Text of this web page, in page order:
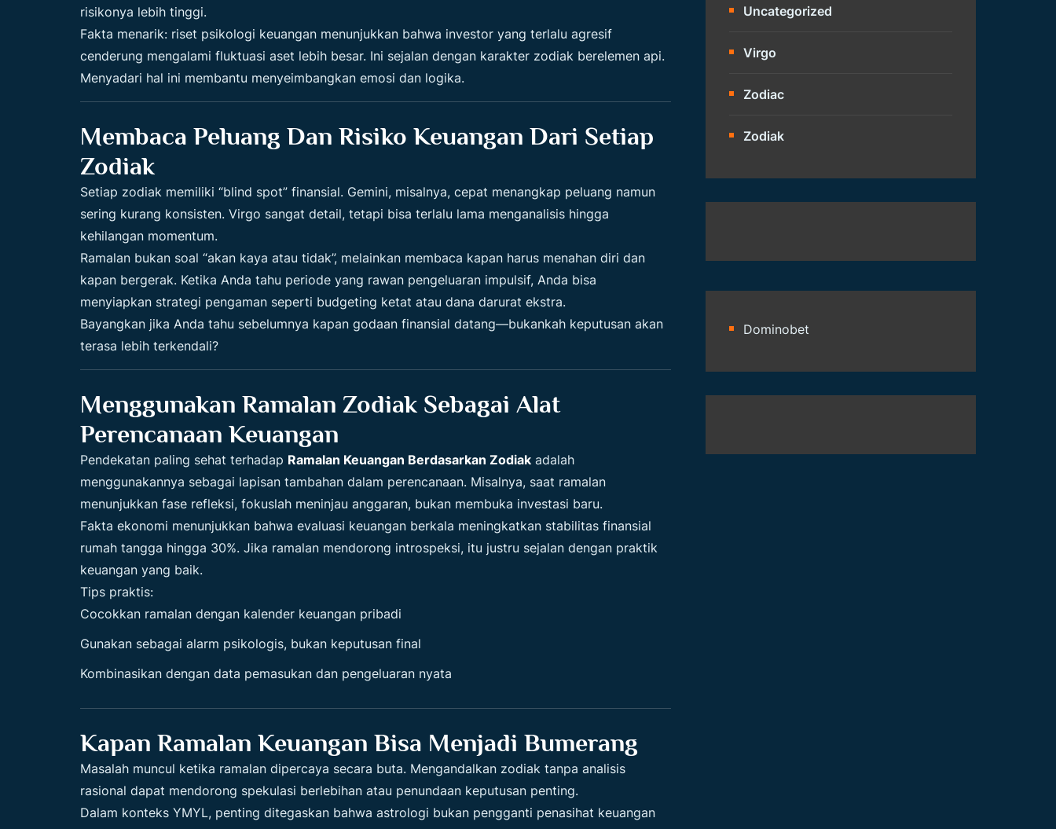
risikonya lebih tinggi.
Fakta menarik: riset psikologi keuangan menunjukkan bahwa investor yang terlalu agresif
cenderung mengalami fluktuasi aset lebih besar. Ini sejalan dengan karakter zodiak berelemen api.
Menyadari hal ini membantu menyeimbangkan emosi dan logika.
Membaca Peluang Dan Risiko Keuangan Dari Setiap
Zodiak
Setiap zodiak memiliki “blind spot” finansial. Gemini, misalnya, cepat menangkap peluang namun
sering kurang konsisten. Virgo sangat detail, tetapi bisa terlalu lama menganalisis hingga
kehilangan momentum.
Ramalan bukan soal “akan kaya atau tidak”, melainkan membaca kapan harus menahan diri dan
kapan bergerak. Ketika Anda tahu periode yang rawan pengeluaran impulsif, Anda bisa
menyiapkan strategi pengaman seperti budgeting ketat atau dana darurat ekstra.
Bayangkan jika Anda tahu sebelumnya kapan godaan finansial datang—bukankah keputusan akan
terasa lebih terkendali?
Menggunakan Ramalan Zodiak Sebagai Alat
Perencanaan Keuangan
Pendekatan paling sehat terhadap Ramalan Keuangan Berdasarkan Zodiak adalah
menggunakannya sebagai lapisan tambahan dalam perencanaan. Misalnya, saat ramalan
menunjukkan fase refleksi, fokuslah meninjau anggaran, bukan membuka investasi baru.
Fakta ekonomi menunjukkan bahwa evaluasi keuangan berkala meningkatkan stabilitas finansial
rumah tangga hingga 30%. Jika ramalan mendorong introspeksi, itu justru sejalan dengan praktik
keuangan yang baik.
Tips praktis:
Cocokkan ramalan dengan kalender keuangan pribadi
Gunakan sebagai alarm psikologis, bukan keputusan final
Kombinasikan dengan data pemasukan dan pengeluaran nyata
Kapan Ramalan Keuangan Bisa Menjadi Bumerang
Masalah muncul ketika ramalan dipercaya secara buta. Mengandalkan zodiak tanpa analisis
rasional dapat mendorong spekulasi berlebihan atau penundaan keputusan penting.
Dalam konteks YMYL, penting ditegaskan bahwa astrologi bukan pengganti penasihat keuangan
Uncategorized
Virgo
Zodiac
Zodiak
Dominobet